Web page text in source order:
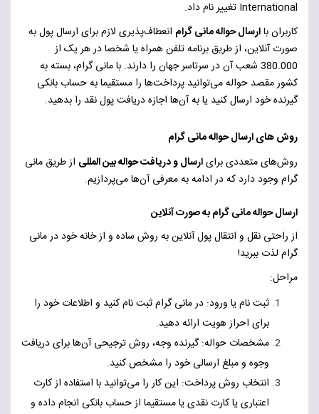
International تغییر نام داد.
کاربران باارسال حواله مانی گرام انعطاف‌پذیری لازم برای ارسال پول به
صورت آنلاین، از طریق برنامه تلفن همراه یا شخصا در هر یک از
380.000 شعب آن در سرتاسر جهان را دارند. با مانی گرام، بسته به
کشور مقصد حواله می‌توانید پرداخت‌ها را مستقیما به حساب بانکی
گیرنده خود ارسال کنید یا به آن‌ها اجازه دریافت پول نقد را بدهید.
روش های ارسال حواله مانی گرام
روش‌های متعددی برایارسال و دریافت حواله بین المللی از طریق مانی
گرام وجود دارد که در ادامه به معرفی آن‌ها می‌پردازیم.
ارسال حواله مانی گرام به صورت آنلاین
از راحتی نقل و انتقال پول آنلاین به روش ساده و از خانه خود در مانی
گرام لذت ببرید!
مراحل:
ثبت نام یا ورود: در مانی گرام ثبت نام کنید و اطلاعات خود را
برای احراز هویت ارائه دهید.
مشخصات حواله: گیرنده وجه، روش ترجیحی آن‌ها برای دریافت
وجوه و مبلغ ارسالی خود را مشخص کنید.
انتخاب روش پرداخت: این کار را می‌توانید با استفاده از کارت
اعتباری یا کارت نقدی یا مستقیما از حساب بانکی انجام داده و